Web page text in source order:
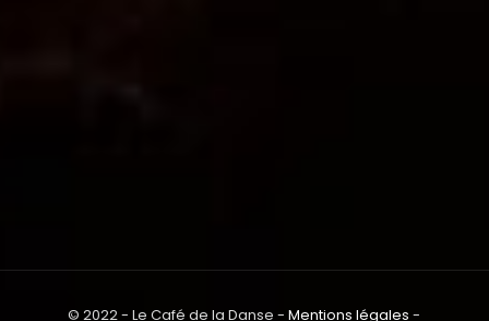
© 2022 - Le Café de la Danse -Mentions légales -